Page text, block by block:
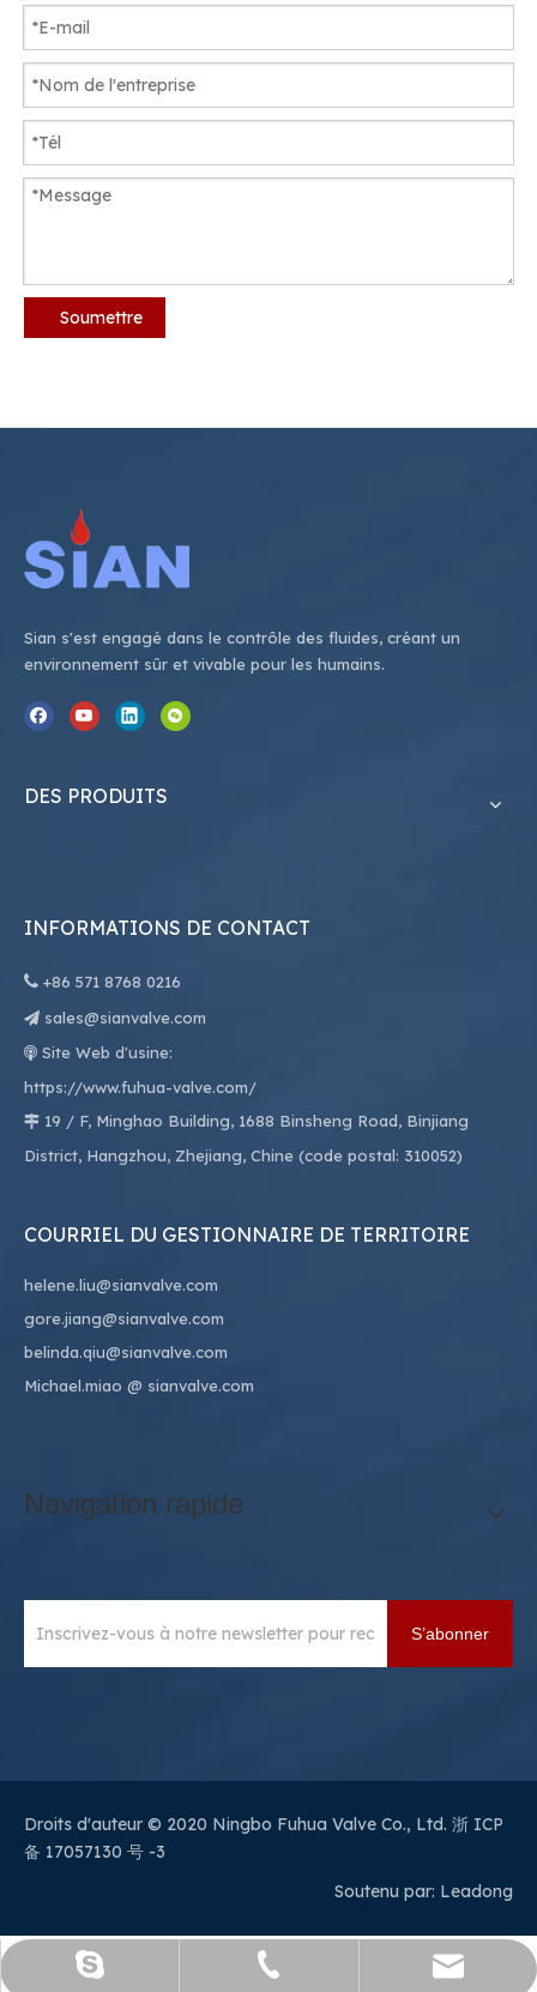
Soumettre
Sian s'est engagé dans le contrôle des fluides, créant un
environnement sûr et vivable pour les humains.
DES PRODUITS
luoquanxi
+86 571 8768 0216
sales@sianvalve.com
INFORMATIONS DE CONTACT
 +86 571 8768 0216
 sales@sianvalve.com
 Site Web d'usine:
https://www.fuhua-valve.com/
 19 / F, Minghao Building, 1688 Binsheng Road, Binjiang
District, Hangzhou, Zhejiang, Chine (code postal: 310052)
COURRIEL DU GESTIONNAIRE DE TERRITOIRE
helene.liu@sianvalve.com
gore.jiang@sianvalve.com
belinda.qiu@sianvalve.com
Michael.miao @ sianvalve.com
Navigation rapide
S’abonner
Droits d'auteur © 2020 Ningbo Fuhua Valve Co., Ltd. 浙 ICP
备 17057130 号 -3
Soutenu par: Leadong